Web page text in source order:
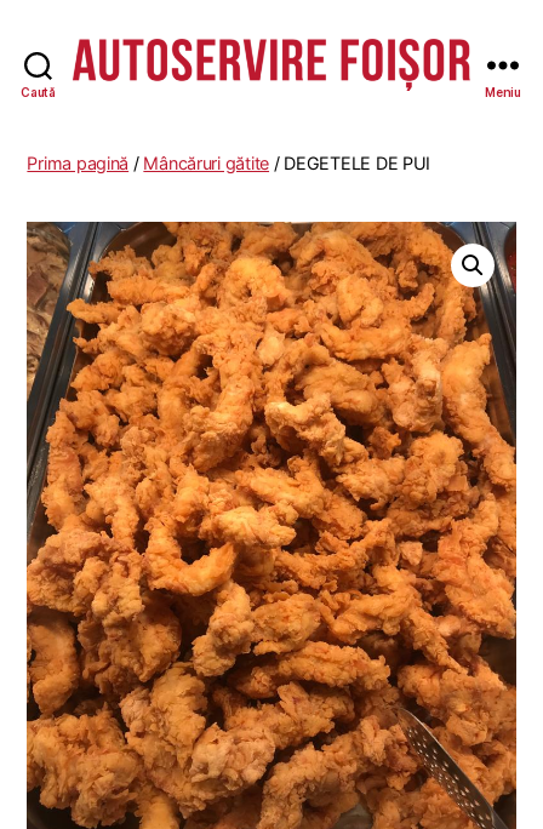
Caută
-
Meniu
Prima pagină / Mâncăruri gătite / DEGETELE DE PUI